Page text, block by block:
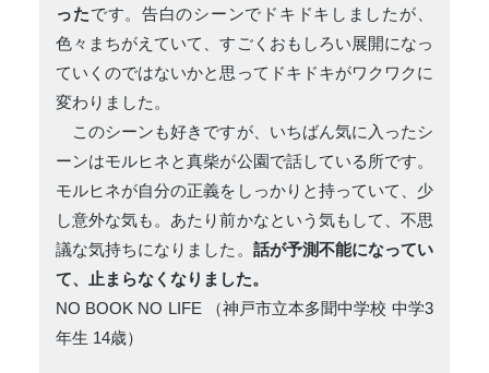
ったです。告白のシーンでドキドキしましたが、
色々まちがえていて、すごくおもしろい展開になっ
ていくのではないかと思ってドキドキがワクワクに
変わりました。
このシーンも好きですが、いちばん気に入ったシ
ーンはモルヒネと真柴が公園で話している所です。
モルヒネが自分の正義をしっかりと持っていて、少
し意外な気も。あたり前かなという気もして、不思
議な気持ちになりました。 話が予測不能になってい
て、止まらなくなりました。
NO BOOK NO LIFE （神戸市立本多聞中学校 中学3
年生 14歳）